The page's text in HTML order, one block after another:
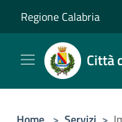
Regione Calabria
Città